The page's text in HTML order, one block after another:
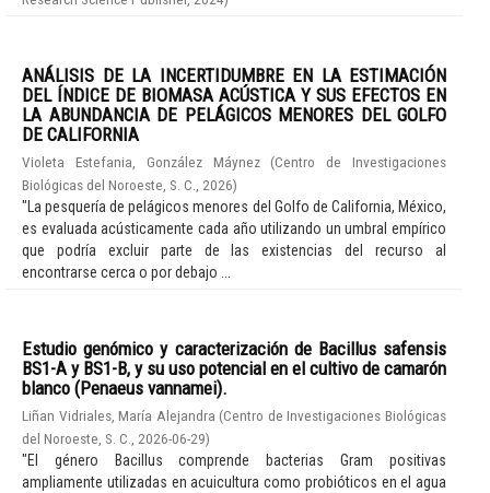
ANÁLISIS DE LA INCERTIDUMBRE EN LA ESTIMACIÓN
DEL ÍNDICE DE BIOMASA ACÚSTICA Y SUS EFECTOS EN
LA ABUNDANCIA DE PELÁGICOS MENORES DEL GOLFO
DE CALIFORNIA
Violeta Estefania, González Máynez (Centro de Investigaciones
Biológicas del Noroeste, S. C.
2026)
"La pesquería de pelágicos menores del Golfo de California, México,
es evaluada acústicamente cada año utilizando un umbral empírico
que podría excluir parte de las existencias del recurso al
encontrarse cerca o por debajo ...
Estudio genómico y caracterización de Bacillus safensis
BS1-A y BS1-B, y su uso potencial en el cultivo de camarón
blanco (Penaeus vannamei).
Liñan Vidriales, María Alejandra (Centro de Investigaciones Biológicas
del Noroeste, S. C.
2026-06-29)
"El género Bacillus comprende bacterias Gram positivas
ampliamente utilizadas en acuicultura como probióticos en el agua